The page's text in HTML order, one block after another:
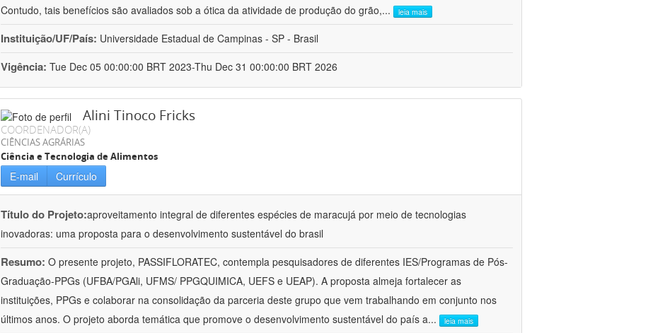
Contudo, tais benefícios são avaliados sob a ótica da atividade de produção do grão,... leia mais
Instituição/UF/País: Universidade Estadual de Campinas - SP - Brasil
Vigência: Tue Dec 05 00:00:00 BRT 2023-Thu Dec 31 00:00:00 BRT 2026
Alini Tinoco Fricks
COORDENADOR(A)
CIÊNCIAS AGRÁRIAS
Ciência e Tecnologia de Alimentos
E-mail Currículo
Título do Projeto:aproveitamento integral de diferentes espécies de maracujá por meio de tecnologias
inovadoras: uma proposta para o desenvolvimento sustentável do brasil
Resumo: O presente projeto, PASSIFLORATEC, contempla pesquisadores de diferentes IES/Programas de Pós-
Graduação-PPGs (UFBA/PGAli, UFMS/ PPGQUIMICA, UEFS e UEAP). A proposta almeja fortalecer as
instituições, PPGs e colaborar na consolidação da parceria deste grupo que vem trabalhando em conjunto nos
últimos anos. O projeto aborda temática que promove o desenvolvimento sustentável do país a... leia mais